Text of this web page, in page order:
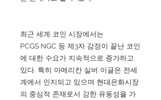
최근 세계 코인 시장에서는
PCGS·NGC 등 제3자 감정이 끝난 코인
에 대한 수요가 지속적으로 증가하고
있다. 특히 아메리칸 실버 이글은 전세
계에서 인지되고 있으며 현대은화시장
의 중심적 존재로서 강한 유동성을 가